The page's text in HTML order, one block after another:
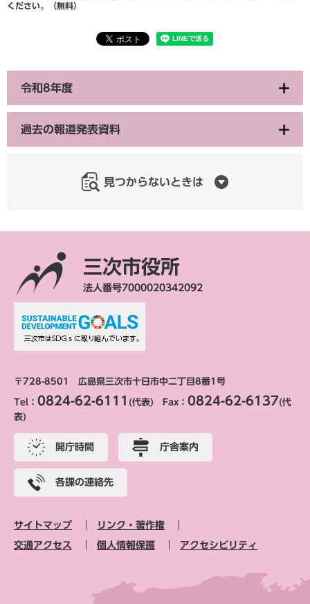
ください。（無料）
令和8年度
過去の報道発表資料
見つからないときは
三次市役所
法人番号7000020342092
〒728-8501 広島県三次市十日市中二丁目8番1号
Tel： 0824-62-6111 (代表) Fax： 0824-62-6137(代
表)
開庁時間 庁舎案内
各課の連絡先
サイトマップ リンク・著作権
交通アクセス 個人情報保護 アクセシビリティ